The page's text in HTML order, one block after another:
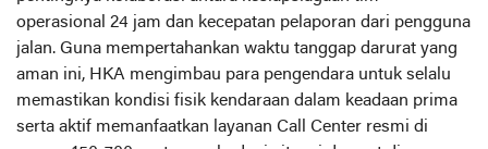
operasional 24 jam dan kecepatan pelaporan dari pengguna
jalan. Guna mempertahankan waktu tanggap darurat yang
aman ini, HKA mengimbau para pengendara untuk selalu
memastikan kondisi fisik kendaraan dalam keadaan prima
serta aktif memanfaatkan layanan Call Center resmi di